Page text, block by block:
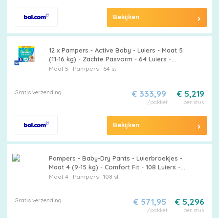
Kies
Bekijken
12 x Pampers - Active Baby - Luiers - Maat 5
(11-16 kg) - Zachte Pasvorm - 64 Luiers -
Pampers Active Baby - Luiers Maat 5 -
Maat 5 Pampers64 st
Gratis verzending € 5,219
per stuk
€ 333,99
/pakket
Bekijken
Pampers - Baby-Dry Pants - Luierbroekjes -
Maat 4 (9-15 kg) - Comfort Fit - 108 Luiers -
Bulkverpakking - 15 stuks
Maat 4 Pampers108 st
Gratis verzending € 5,296
per stuk
€ 571,95
/pakket